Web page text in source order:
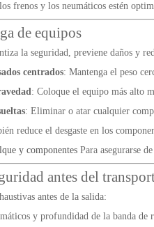
frenos y los neumáticos estén
de equipos
la seguridad, previene daños y
centrados: Mantenga el peso
: Coloque el equipo más alto
: Eliminar o atar cualquier
reduce el desgaste en los
y componentes Para asegurarse
antes del
antes de la salida:
y profundidad de la banda de